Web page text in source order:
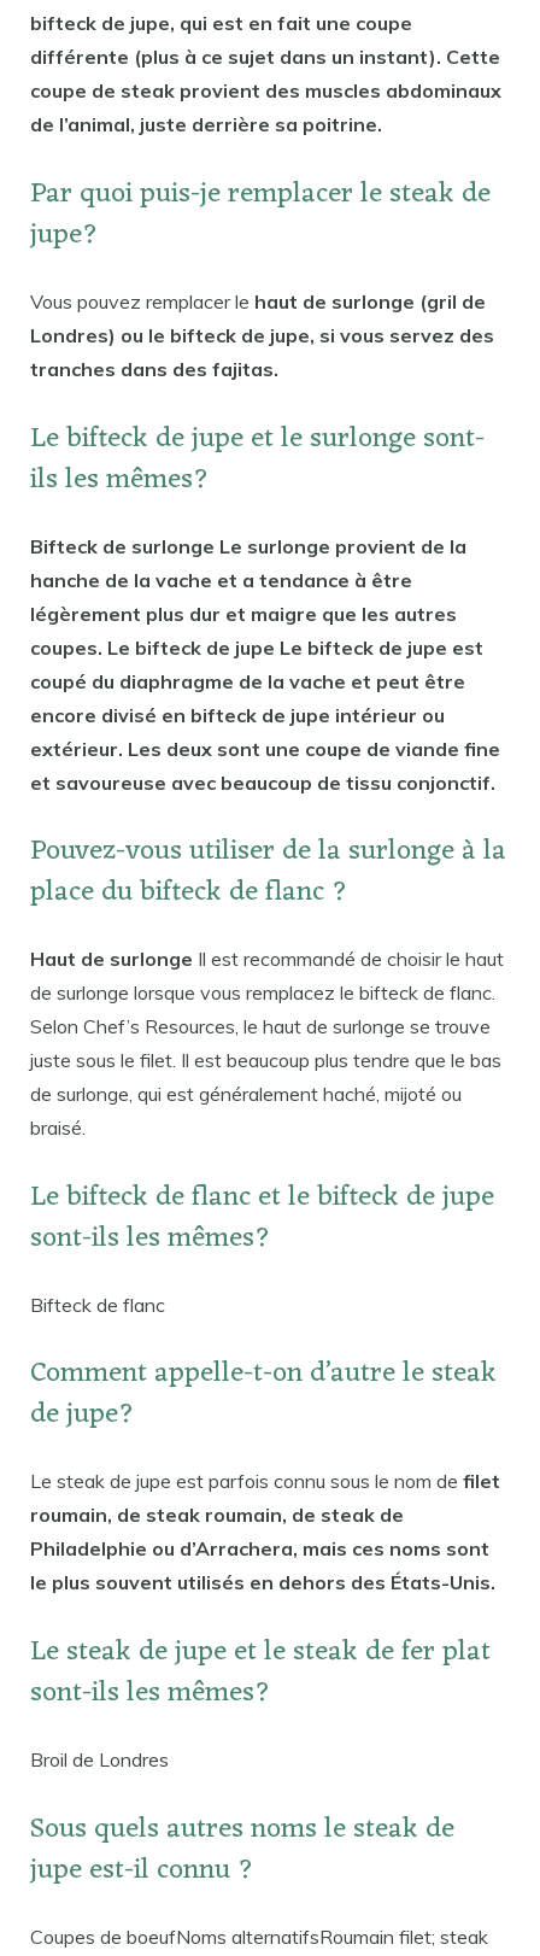
bifteck de jupe, qui est en fait une coupe
différente (plus à ce sujet dans un instant). Cette
coupe de steak provient des muscles abdominaux
de l’animal, juste derrière sa poitrine.
Par quoi puis-je remplacer le steak de
jupe?
Vous pouvez remplacer le haut de surlonge (gril de
Londres) ou le bifteck de jupe, si vous servez des
tranches dans des fajitas.
Le bifteck de jupe et le surlonge sont-
ils les mêmes?
Bifteck de surlonge Le surlonge provient de la
hanche de la vache et a tendance à être
légèrement plus dur et maigre que les autres
coupes. Le bifteck de jupe Le bifteck de jupe est
coupé du diaphragme de la vache et peut être
encore divisé en bifteck de jupe intérieur ou
extérieur. Les deux sont une coupe de viande fine
et savoureuse avec beaucoup de tissu conjonctif.
Pouvez-vous utiliser de la surlonge à la
place du bifteck de flanc ?
Haut de surlonge Il est recommandé de choisir le haut
de surlonge lorsque vous remplacez le bifteck de flanc.
Selon Chef’s Resources, le haut de surlonge se trouve
juste sous le filet. Il est beaucoup plus tendre que le bas
de surlonge, qui est généralement haché, mijoté ou
braisé.
Le bifteck de flanc et le bifteck de jupe
sont-ils les mêmes?
Bifteck de flanc
Comment appelle-t-on d’autre le steak
de jupe?
Le steak de jupe est parfois connu sous le nom de filet
roumain, de steak roumain, de steak de
Philadelphie ou d’Arrachera, mais ces noms sont
le plus souvent utilisés en dehors des États-Unis.
Le steak de jupe et le steak de fer plat
sont-ils les mêmes?
Broil de Londres
Sous quels autres noms le steak de
jupe est-il connu ?
Coupes de boeufNoms alternatifsRoumain filet; steak